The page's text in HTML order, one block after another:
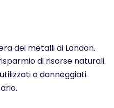
dei metalli di London.
di risorse naturali.
o danneggiati.